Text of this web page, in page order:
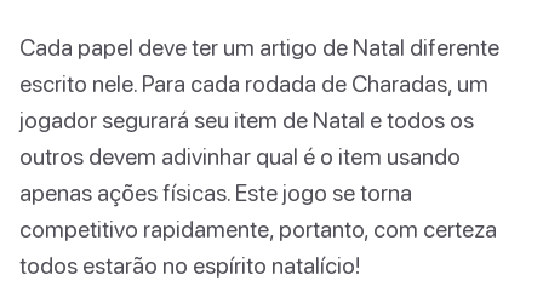
Cada papel deve ter um artigo de Natal diferente
escrito nele. Para cada rodada de Charadas, um
jogador segurará seu item de Natal e todos os
outros devem adivinhar qual é o item usando
apenas ações físicas. Este jogo se torna
competitivo rapidamente, portanto, com certeza
todos estarão no espírito natalício!